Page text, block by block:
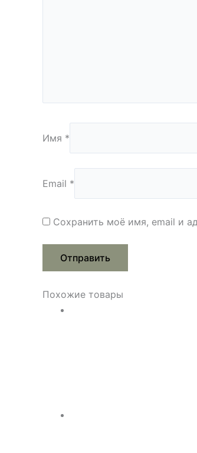
Имя *
Email *
Сохранить моё имя, email и
Похожие товары